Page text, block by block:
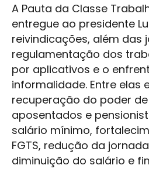
A Pauta da Classe
entregue ao presidente
reivindicações, além das
regulamentação dos
por aplicativos e o
informalidade. Entre elas
recuperação do poder
aposentados e
salário mínimo,
FGTS, redução da
diminuição do salário e